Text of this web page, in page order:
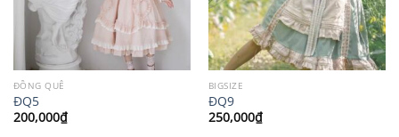
ĐỒNG QUÊ
ĐQ5
200,000₫
BIGSIZE
ĐQ9
250,000₫